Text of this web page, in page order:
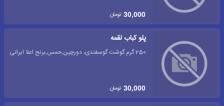
30,000 تومان
پلو کباب لقمه
250 گرم گوشت گوسفندی، دورچین,حمس,برنج اعلا ایرانی
30,000 تومان